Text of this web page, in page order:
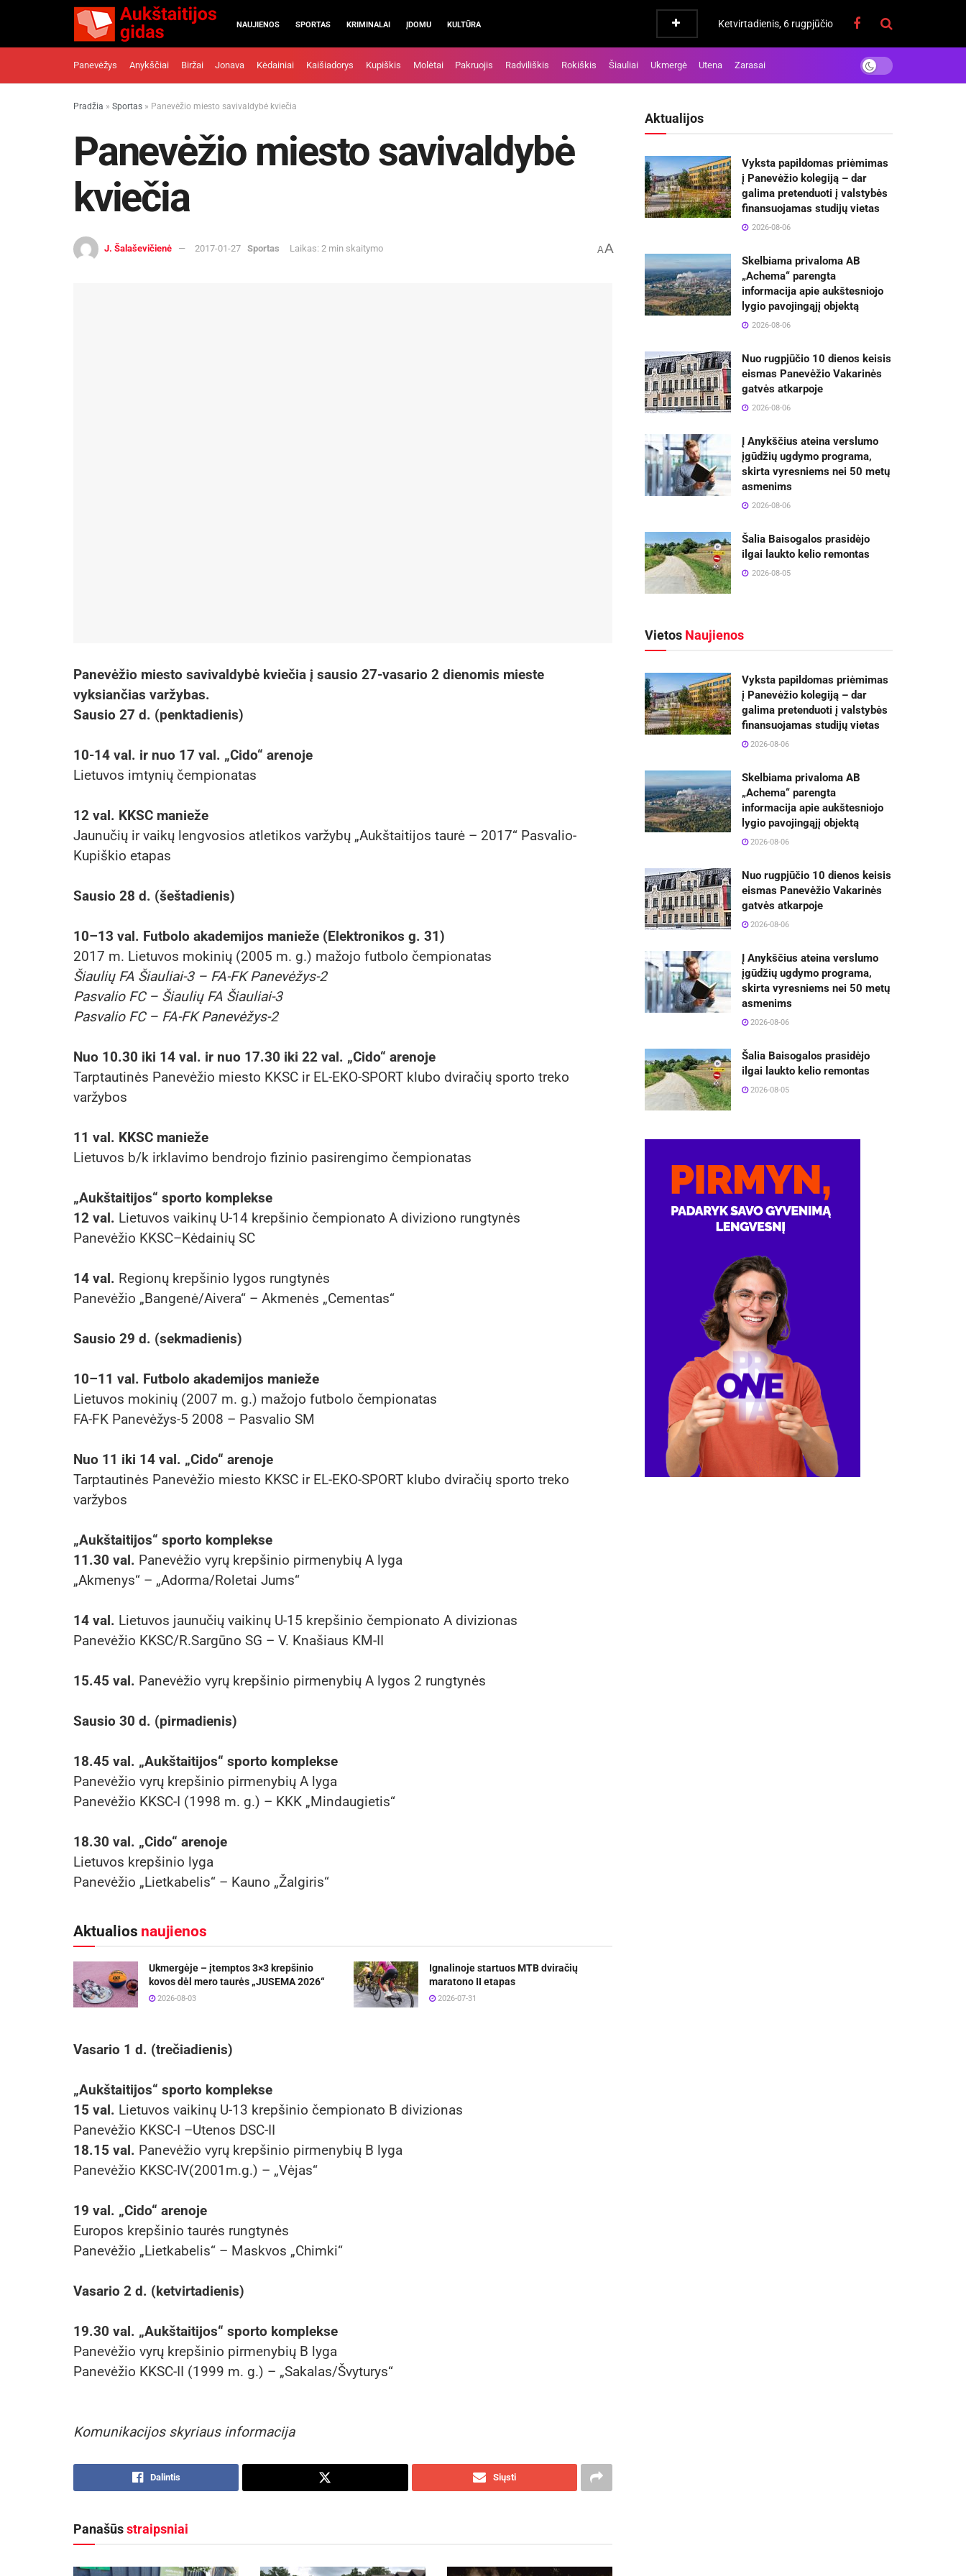
NAUJIENOS SPORTAS KRIMINALAI ĮDOMU KULTŪRA Ketvirtadienis, 6 rugpjūčio
Panevėžys Anykščiai Biržai Jonava Kėdainiai Kaišiadorys Kupiškis Molėtai Pakruojis Radviliškis Rokiškis Šiauliai Ukmergė Utena Zarasai
Pradžia » Sportas » Panevėžio miesto savivaldybė kviečia
Panevėžio miesto savivaldybė
kviečia
J. Šalaševičienė 2017-01-27 Sportas Laikas: 2 min skaitymo AA
Panevėžio miesto savivaldybė kviečia į sausio 27-vasario 2 dienomis mieste
vyksiančias varžybas.
Sausio 27 d. (penktadienis)
10-14 val. ir nuo 17 val. „Cido“ arenoje
Lietuvos imtynių čempionatas
12 val. KKSC manieže
Jaunučių ir vaikų lengvosios atletikos varžybų „Aukštaitijos taurė – 2017“ Pasvalio-
Kupiškio etapas
Sausio 28 d. (šeštadienis)
10–13 val. Futbolo akademijos manieže (Elektronikos g. 31)
2017 m. Lietuvos mokinių (2005 m. g.) mažojo futbolo čempionatas
Šiaulių FA Šiauliai-3 – FA-FK Panevėžys-2
Pasvalio FC – Šiaulių FA Šiauliai-3
Pasvalio FC – FA-FK Panevėžys-2
Nuo 10.30 iki 14 val. ir nuo 17.30 iki 22 val. „Cido“ arenoje
Tarptautinės Panevėžio miesto KKSC ir EL-EKO-SPORT klubo dviračių sporto treko
varžybos
11 val. KKSC manieže
Lietuvos b/k irklavimo bendrojo fizinio pasirengimo čempionatas
„Aukštaitijos“ sporto komplekse
12 val. Lietuvos vaikinų U-14 krepšinio čempionato A diviziono rungtynės
Panevėžio KKSC–Kėdainių SC
14 val. Regionų krepšinio lygos rungtynės
Panevėžio „Bangenė/Aivera“ – Akmenės „Cementas“
Sausio 29 d. (sekmadienis)
10–11 val. Futbolo akademijos manieže
Lietuvos mokinių (2007 m. g.) mažojo futbolo čempionatas
FA-FK Panevėžys-5 2008 – Pasvalio SM
Nuo 11 iki 14 val. „Cido“ arenoje
Tarptautinės Panevėžio miesto KKSC ir EL-EKO-SPORT klubo dviračių sporto treko
varžybos
„Aukštaitijos“ sporto komplekse
11.30 val. Panevėžio vyrų krepšinio pirmenybių A lyga
„Akmenys“ – „Adorma/Roletai Jums“
14 val. Lietuvos jaunučių vaikinų U-15 krepšinio čempionato A divizionas
Panevėžio KKSC/R.Sargūno SG – V. Knašiaus KM-II
15.45 val. Panevėžio vyrų krepšinio pirmenybių A lygos 2 rungtynės
Sausio 30 d. (pirmadienis)
18.45 val. „Aukštaitijos“ sporto komplekse
Panevėžio vyrų krepšinio pirmenybių A lyga
Panevėžio KKSC-I (1998 m. g.) – KKK „Mindaugietis“
18.30 val. „Cido“ arenoje
Lietuvos krepšinio lyga
Panevėžio „Lietkabelis“ – Kauno „Žalgiris“
Aktualios naujienos
Ukmergėje – įtemptos 3×3 krepšinio
kovos dėl mero taurės „JUSEMA 2026“
2026-08-03
Ignalinoje startuos MTB dviračių
maratono II etapas
2026-07-31
Vasario 1 d. (trečiadienis)
„Aukštaitijos“ sporto komplekse
15 val. Lietuvos vaikinų U-13 krepšinio čempionato B divizionas
Panevėžio KKSC-I –Utenos DSC-II
18.15 val. Panevėžio vyrų krepšinio pirmenybių B lyga
Panevėžio KKSC-IV(2001m.g.) – „Vėjas“
19 val. „Cido“ arenoje
Europos krepšinio taurės rungtynės
Panevėžio „Lietkabelis“ – Maskvos „Chimki“
Vasario 2 d. (ketvirtadienis)
19.30 val. „Aukštaitijos“ sporto komplekse
Panevėžio vyrų krepšinio pirmenybių B lyga
Panevėžio KKSC-II (1999 m. g.) – „Sakalas/Švyturys“
Komunikacijos skyriaus informacija
Dalintis Siųsti
Panašūsstraipsniai
Aktualijos
Vyksta papildomas priėmimas
į Panevėžio kolegiją – dar
galima pretenduoti į valstybės
finansuojamas studijų vietas
2026-08-06
Skelbiama privaloma AB
„Achema“ parengta
informacija apie aukštesniojo
lygio pavojingąjį objektą
2026-08-06
Nuo rugpjūčio 10 dienos keisis
eismas Panevėžio Vakarinės
gatvės atkarpoje
2026-08-06
Į Anykščius ateina verslumo
įgūdžių ugdymo programa,
skirta vyresniems nei 50 metų
asmenims
2026-08-06
Šalia Baisogalos prasidėjo
ilgai laukto kelio remontas
2026-08-05
Vietos Naujienos
Vyksta papildomas priėmimas
į Panevėžio kolegiją – dar
galima pretenduoti į valstybės
finansuojamas studijų vietas
2026-08-06
Skelbiama privaloma AB
„Achema“ parengta
informacija apie aukštesniojo
lygio pavojingąjį objektą
2026-08-06
Nuo rugpjūčio 10 dienos keisis
eismas Panevėžio Vakarinės
gatvės atkarpoje
2026-08-06
Į Anykščius ateina verslumo
įgūdžių ugdymo programa,
skirta vyresniems nei 50 metų
asmenims
2026-08-06
Šalia Baisogalos prasidėjo
ilgai laukto kelio remontas
2026-08-05